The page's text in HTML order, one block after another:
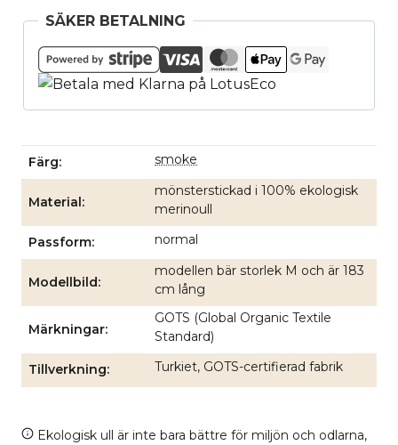
mängd
SÄKER BETALNING
Färg smoke
Material
mönsterstickad i 100% ekologisk
merinoull
Passform normal
Modellbild
modellen bär storlek M och är 183
cm lång
Märkningar
GOTS (Global Organic Textile
Standard)
Tillverkning Turkiet, GOTS-certifierad fabrik
Ekologisk ull är inte bara bättre för miljön och odlarna,